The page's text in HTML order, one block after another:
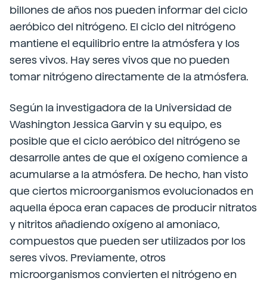
billones de años nos pueden informar del ciclo
aeróbico del nitrógeno. El ciclo del nitrógeno
mantiene el equilibrio entre la atmósfera y los
seres vivos. Hay seres vivos que no pueden
tomar nitrógeno directamente de la atmósfera.
Según la investigadora de la Universidad de
Washington Jessica Garvin y su equipo, es
posible que el ciclo aeróbico del nitrógeno se
desarrolle antes de que el oxígeno comience a
acumularse a la atmósfera. De hecho, han visto
que ciertos microorganismos evolucionados en
aquella época eran capaces de producir nitratos
y nitritos añadiendo oxígeno al amoniaco,
compuestos que pueden ser utilizados por los
seres vivos. Previamente, otros
microorganismos convierten el nitrógeno en